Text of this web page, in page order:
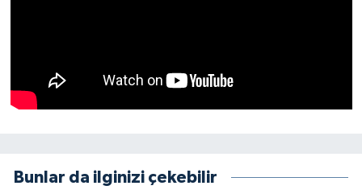
Bunlar da ilginizi çekebilir